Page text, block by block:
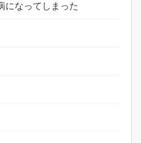
になってしまった